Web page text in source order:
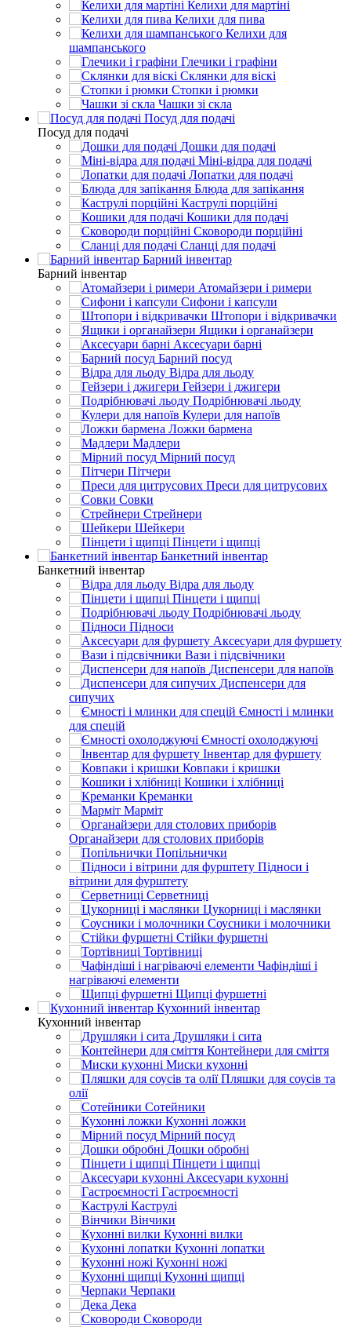
Келихи для мартіні
Келихи для пива
Келихи для
шампанського
Глечики і графіни
Склянки для віскі
Стопки і рюмки
Чашки зі скла
Посуд для подачі
Посуд для подачі
Дошки для подачі
Міні-відра для подачі
Лопатки для подачі
Блюда для запікання
Каструлі порційні
Кошики для подачі
Сковороди порційні
Сланці для подачі
Барний інвентар
Барний інвентар
Атомайзери і римери
Сифони і капсули
Штопори і відкривачки
Ящики і органайзери
Аксесуари барні
Барний посуд
Відра для льоду
Гейзери і джигери
Подрібнювачі льоду
Кулери для напоїв
Ложки бармена
Мадлери
Мірний посуд
Пітчери
Преси для цитрусових
Совки
Стрейнери
Шейкери
Пінцети і щипці
Банкетний інвентар
Банкетний інвентар
Відра для льоду
Пінцети і щипці
Подрібнювачі льоду
Підноси
Аксесуари для фуршету
Вази і підсвічники
Диспенсери для напоїв
Диспенсери для
сипучих
Ємності і млинки
для спецій
Ємності охолоджуючі
Інвентар для фуршету
Ковпаки і кришки
Кошики і хлібниці
Креманки
Марміт
Органайзери для столових приборів
Попільнички
Підноси і
вітрини для фурштету
Серветниці
Цукорниці і маслянки
Соусники і молочники
Стійки фуршетні
Тортівниці
Чафіндіші і
нагріваючі елементи
Щипці фуршетні
Кухонний інвентар
Кухонний інвентар
Друшляки і сита
Контейнери для сміття
Миски кухонні
Пляшки для соусів та
олії
Сотейники
Кухонні ложки
Мірний посуд
Дошки обробні
Пінцети і щипці
Аксесуари кухонні
Гастроємності
Каструлі
Вінчики
Кухонні вилки
Кухонні лопатки
Кухонні ножі
Кухонні щипці
Черпаки
Дека
Сковороди